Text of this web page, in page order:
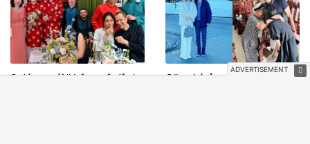
3 đám cưới 'không cô dâu',
Căn nhà ở quê của Công